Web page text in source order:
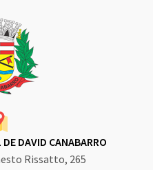
DAVID CANABARRO
Rissatto, 265